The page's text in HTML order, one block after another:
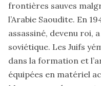
frontières sauves
l’Arabie Saoudite. En
assassiné, devenu roi,
soviétique. Les Juifs
dans la formation et
équipées en matériel